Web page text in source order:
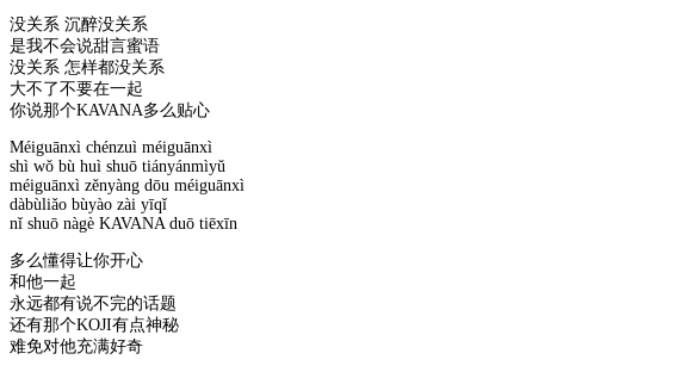
没关系 沉醉没关系
是我不会说甜言蜜语
没关系 怎样都没关系
大不了不要在一起
你说那个KAVANA多么贴心
Méiguānxì chénzuì méiguānxì
shì wǒ bù huì shuō tiányánmìyǔ
méiguānxì zěnyàng dōu méiguānxì
dàbùliǎo bùyào zài yīqǐ
nǐ shuō nàgè KAVANA duō tiēxīn
多么懂得让你开心
和他一起
永远都有说不完的话题
还有那个KOJI有点神秘
难免对他充满好奇